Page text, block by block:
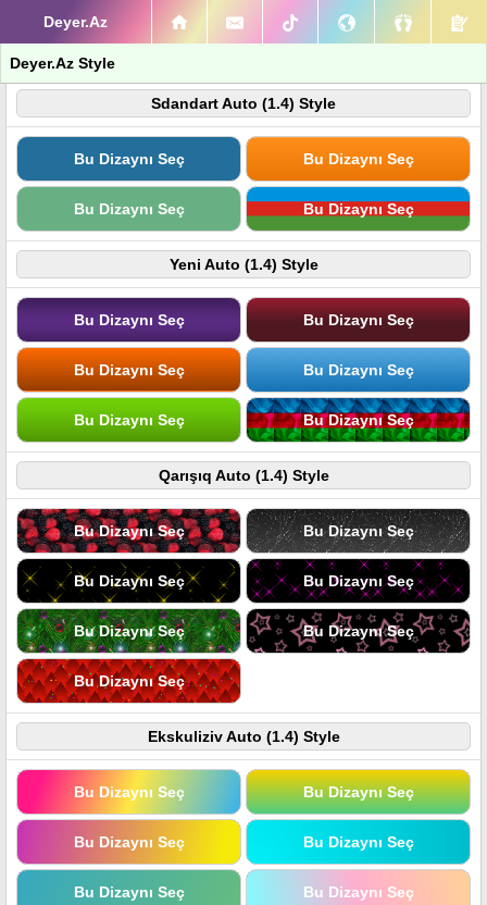
Deyer.Az
Deyer.Az Style
Sdandart Auto (1.4) Style
Bu Dizaynı Seç Bu Dizaynı Seç
Bu Dizaynı Seç Bu Dizaynı Seç
Yeni Auto (1.4) Style
Bu Dizaynı Seç Bu Dizaynı Seç
Bu Dizaynı Seç Bu Dizaynı Seç
Bu Dizaynı Seç Bu Dizaynı Seç
Qarışıq Auto (1.4) Style
Bu Dizaynı Seç Bu Dizaynı Seç
Bu Dizaynı Seç Bu Dizaynı Seç
Bu Dizaynı Seç Bu Dizaynı Seç
Bu Dizaynı Seç
Ekskuliziv Auto (1.4) Style
Bu Dizaynı Seç Bu Dizaynı Seç
Bu Dizaynı Seç Bu Dizaynı Seç
Bu Dizaynı Seç Bu Dizaynı Seç